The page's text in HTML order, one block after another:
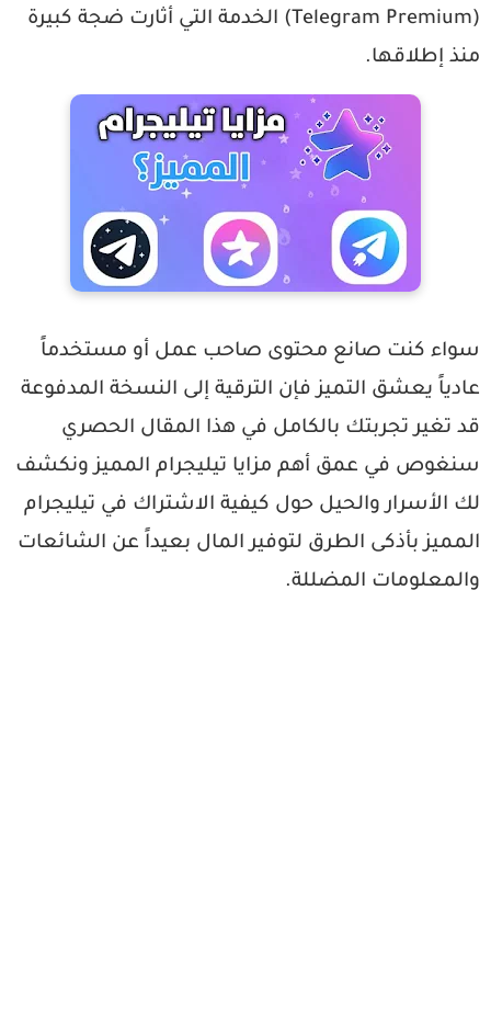
الخدمة التي أثارت ضجة كبيرة
إطلاقها.
كنت صانع محتوى صاحب عمل أو مستخدماً
يعشق التميز فإن الترقية إلى النسخة المدفوعة
تغير تجربتك بالكامل في هذا المقال الحصري
في عمقأهم مزايا تيليجرام المميزونكشف
الأسرار والحيل حولكيفية الاشتراك في تيليجرام
بأذكى الطرق لتوفير المال بعيداً عن الشائعات
المضللة.